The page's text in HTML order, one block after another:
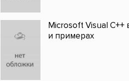
Microsoft Visual C++
и примерах